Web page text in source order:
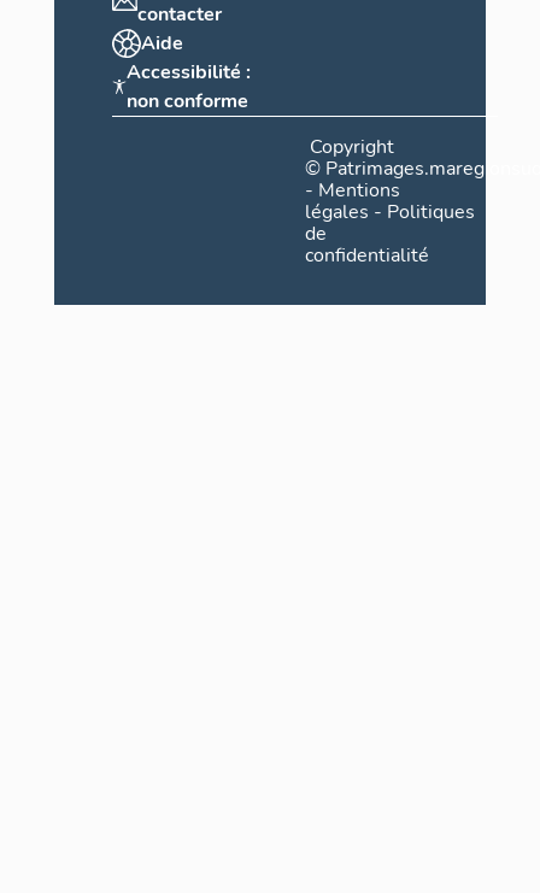
contacter
Aide
Accessibilité :
non conforme
Copyright
©
- Mentions
légales - Politiques
de
confidentialité